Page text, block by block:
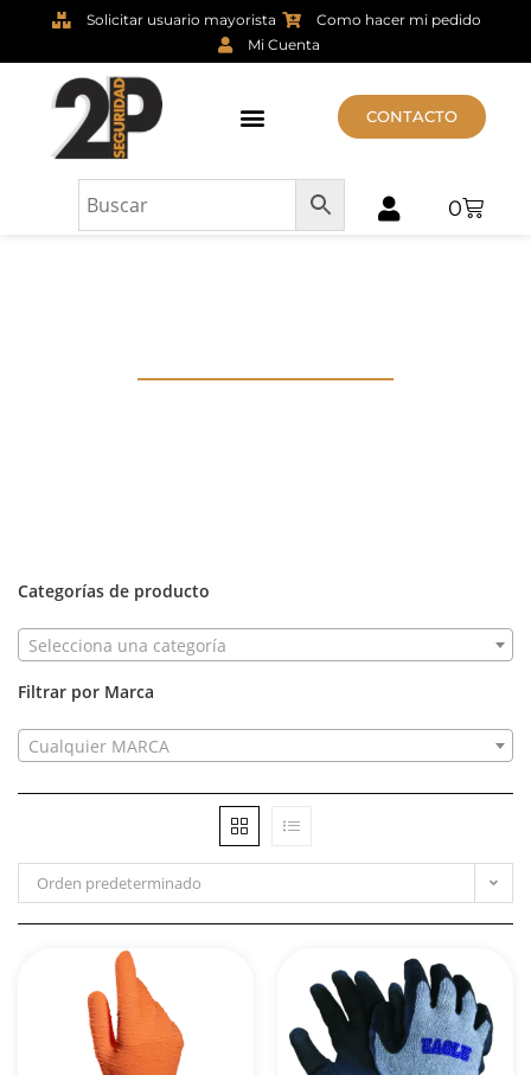
Solicitar usuario mayorista
Como hacer mi pedido
Mi Cuenta
CONTACTO
0
Categorías de producto
Selecciona una categoría
Filtrar por Marca
Cualquier MARCA
Orden predeterminado